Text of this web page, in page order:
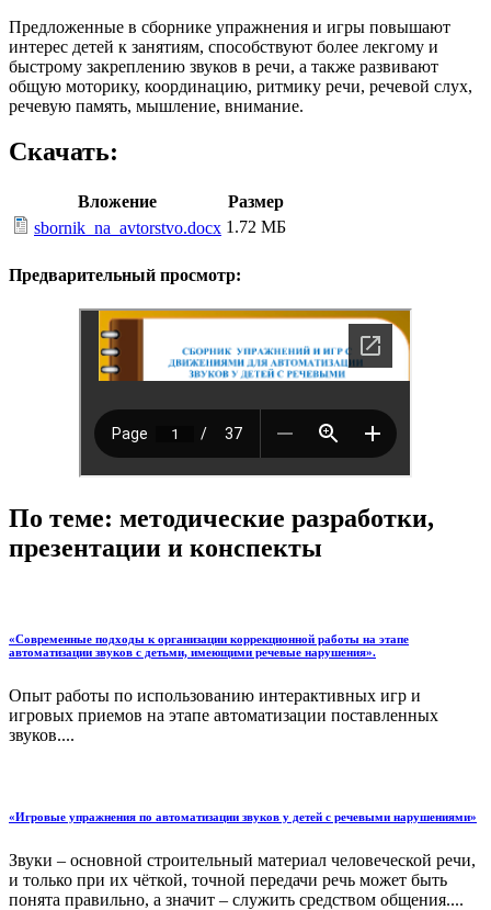
Предложенные в сборнике упражнения и игры повышают
интерес детей к занятиям, способствуют более лекгому и
быстрому закреплению звуков в речи, а также развивают
общую моторику, координацию, ритмику речи, речевой слух,
речевую память, мышление, внимание.
Скачать:
Вложение
Размер
sbornik_na_avtorstvo.docx 1.72 МБ
Предварительный просмотр:
По теме: методические разработки,
презентации и конспекты
«Современные подходы к организации коррекционной работы на этапе
автоматизации звуков с детьми, имеющими речевые нарушения».
Опыт работы по использованию интерактивных игр и
игровых приемов на этапе автоматизации поставленных
звуков....
«Игровые упражнения по автоматизации звуков у детей с речевыми нарушениями»
Звуки – основной строительный материал человеческой речи,
и только при их чёткой, точной передачи речь может быть
понята правильно, а значит – служить средством общения....